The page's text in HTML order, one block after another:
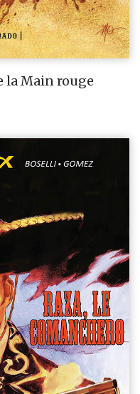
la Main rouge